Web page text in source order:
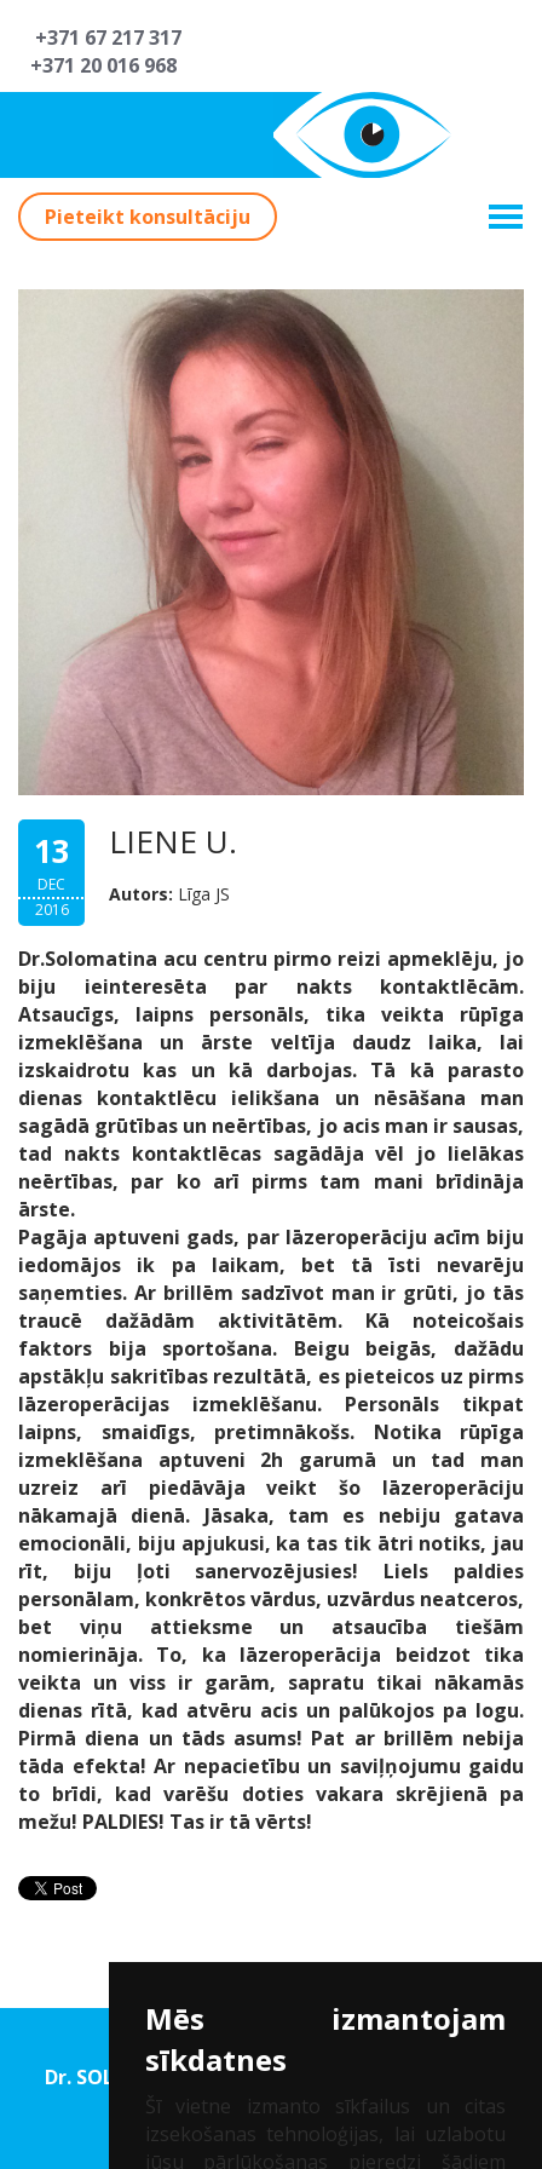
Mēs izmantojam
sīkdatnes
Šī vietne izmanto sīkfailus un citas
izsekošanas tehnoloģijas, lai uzlabotu
jūsu pārlūkošanas pieredzi šādiem
+371 67 217 317
+371 20 016 968
Pieteikt konsultāciju
13
DEC
2016
LIENE U.
Autors: Līga JS
Dr.Solomatina acu centru pirmo reizi apmeklēju, jo
biju ieinteresēta par nakts kontaktlēcām.
Atsaucīgs, laipns personāls, tika veikta rūpīga
izmeklēšana un ārste veltīja daudz laika, lai
izskaidrotu kas un kā darbojas. Tā kā parasto
dienas kontaktlēcu ielikšana un nēsāšana man
sagādā grūtības un neērtības, jo acis man ir sausas,
tad nakts kontaktlēcas sagādāja vēl jo lielākas
neērtības, par ko arī pirms tam mani brīdināja
ārste.
Pagāja aptuveni gads, par lāzeroperāciju acīm biju
iedomājos ik pa laikam, bet tā īsti nevarēju
saņemties. Ar brillēm sadzīvot man ir grūti, jo tās
traucē dažādām aktivitātēm. Kā noteicošais
faktors bija sportošana. Beigu beigās, dažādu
apstākļu sakritības rezultātā, es pieteicos uz pirms
lāzeroperācijas izmeklēšanu. Personāls tikpat
laipns, smaidīgs, pretimnākošs. Notika rūpīga
izmeklēšana aptuveni 2h garumā un tad man
uzreiz arī piedāvāja veikt šo lāzeroperāciju
nākamajā dienā. Jāsaka, tam es nebiju gatava
emocionāli, biju apjukusi, ka tas tik ātri notiks, jau
rīt, biju ļoti sanervozējusies! Liels paldies
personālam, konkrētos vārdus, uzvārdus neatceros,
bet viņu attieksme un atsaucība tiešām
nomierināja. To, ka lāzeroperācija beidzot tika
veikta un viss ir garām, sapratu tikai nākamās
dienas rītā, kad atvēru acis un palūkojos pa logu.
Pirmā diena un tāds asums! Pat ar brillēm nebija
tāda efekta! Ar nepacietību un saviļņojumu gaidu
to brīdi, kad varēšu doties vakara skrējienā pa
mežu! PALDIES! Tas ir tā vērts!
Dr. SOLOMATINA Acu rehabilitācijas un Redzes
korekcijas centrs
Reģ. Nr.: 40002041747